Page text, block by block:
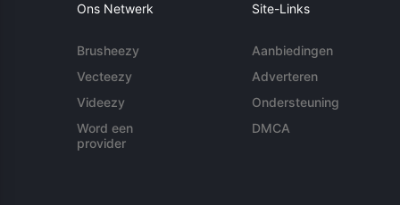
Ons Netwerk
Brusheezy
Vecteezy
Videezy
Word een
provider
Site-Links
Aanbiedingen
Adverteren
Ondersteuning
DMCA